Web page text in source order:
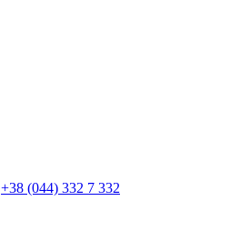
+38 (044) 332 7 332